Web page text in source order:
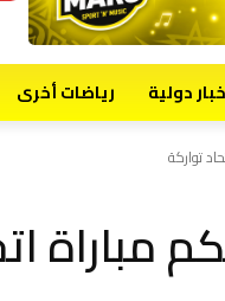
دولية رياضات أخرى
تواركة
مباراة